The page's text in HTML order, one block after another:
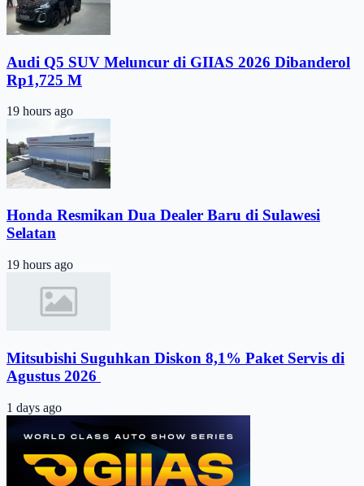
Audi Q5 SUV Meluncur di GIIAS 2026 Dibanderol
Rp1,725 M
19 hours ago
Honda Resmikan Dua Dealer Baru di Sulawesi
Selatan
19 hours ago
Mitsubishi Suguhkan Diskon 8,1% Paket Servis di
Agustus 2026 ​
1 days ago